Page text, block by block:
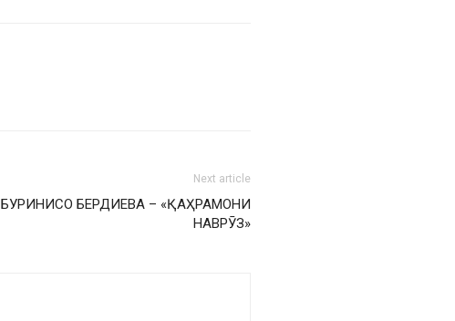
Next article
БУРИНИСО БЕРДИЕВА – «ҚАҲРАМОНИ
НАВРӮЗ»